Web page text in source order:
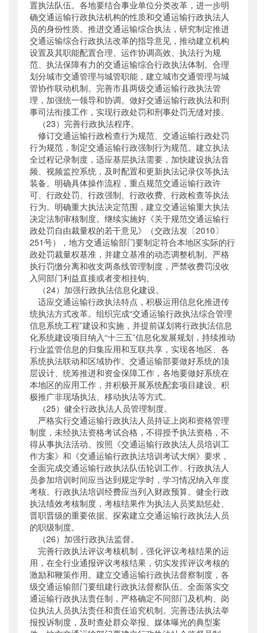
置执法队伍。各地要结合事业单位分类改革，进一步明
确交通运输行政执法机构的性质和交通运输行政执法人
员的身份性质。推进交通运输综合执法，研究制定推进
交通运输综合行政执法改革的指导意见，推动建立机构
设置及其职能配置合理、运作协调高效、执法行为规
范、执法保障有力的交通运输综合行政执法体制。合理
划分城市交通管理与城管职能，建立城市交通管理与城
管协作联动机制。完善市县两级交通运输行政执法管
理，加强统一领导和协调。做好交通运输行政执法和刑
事司法衔接工作，实现行政处罚和刑事处罚无缝对接。
（23）完善行政执法程序。
修订交通运输行政检查行为规范、交通运输行政处罚
行为规范，制定交通运输行政强制行为规范。建立执法
全过程记录制度，适应基层执法需要，加快建设执法音
频、视频监控系统，及时配置和更新执法记录仪等执法
装备。明确具体操作流程，重点规范交通运输行政许
可、行政处罚、行政强制、行政收费、行政检查等执法
行为。明确重大执法决定范围，建立交通运输重大执法
决定法制审核制度。继续实施好《关于规范交通运输行
政处罚自由裁量权的若干意见》（交政法发〔2010〕
251号），地方交通运输部门要制定符合本地区实际的行
政处罚裁量权基准，并建立基准的动态调整机制。严格
执行罚缴分离和收支两条线管理制度，严禁收费罚没收
入同部门利益直接或者变相挂钩。
（24）加强行政执法信息化建设。
适应交通运输行政执法特点，积极运用信息化推进传
统执法方式改革。组织完成“交通运输行政执法综合管理
信息系统工程”建设和实施，并提前谋划将行政执法信息
化系统建设项目纳入“十三五”信息化发展规划，持续推动
行业监管信息的归集应用和互联共享，实现各地区、各
系统执法联动和区域协作。交通运输部要做好系统的顶
层设计、统筹推进和资金保障工作，各地要做好系统在
本地区的应用工作，并积极开展系统配套项目建设。积
极推广非现场执法、移动执法等方式。
（25）健全行政执法人员管理制度。
严格实行交通运输行政执法人员持证上岗和资格管理
制度，未经执法资格考试合格，不得授予执法资格，不
得从事执法活动。按照《交通运输行政执法人员培训工
作方案》和《交通运输行政执法培训考试大纲》要求，
全面完成交通运输行政执法队伍轮训工作。行政执法人
员参加培训时间应当达到规定学时，学习情况纳入年度
考核。行政执法培训经费应当列入财政预算。健全行政
执法绩效考核制度，考核结果作为执法人员奖励惩处、
晋职晋级的重要依据。探索建立交通运输行政执法人员
的职级制度。
（26）加强行政执法监督。
完善行政执法评议考核机制，强化评议考核结果的运
用，在全行业通报评议考核结果，切实发挥评议考核的
激励和鞭策作用。建立交通运输行政执法督察制度，各
级交通运输部门要组建行政执法督察队伍。全面落实交
通运输行政执法责任制，严格确定不同部门及机构、岗
位执法人员执法责任和责任追究机制。完善违法执法举
报投诉制度，及时查处群众举报、媒体曝光的典型案